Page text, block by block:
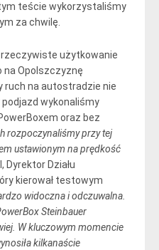
teście wykorzystaliśmy
za chwilę.
rzeczywiste użytkowanie
na Opolszczyznę
ruch na autostradzie nie
podjazd wykonaliśmy
oraz bez
rozpoczynaliśmy przy tej
ustawionym na prędkość
Dyrektor Działu
kierował testowym
widoczna i odczuwalna.
Steinbauer
W kluczowym momencie
kilkanaście